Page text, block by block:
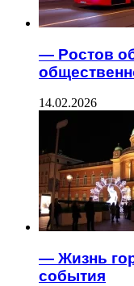
— Ростов
14.02.2026
— Жизнь
события